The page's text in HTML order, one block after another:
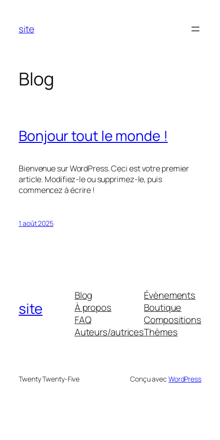
contenu
site
Blog
Bonjour tout le monde !
Bienvenue sur WordPress. Ceci est votre premier
article. Modifiez-le ou supprimez-le, puis
commencez à écrire !
1 août 2025
site
Blog
À propos
FAQ
Auteurs/autrices
Évènements
Boutique
Compositions
Thèmes
Twenty Twenty-Five Conçu avec WordPress